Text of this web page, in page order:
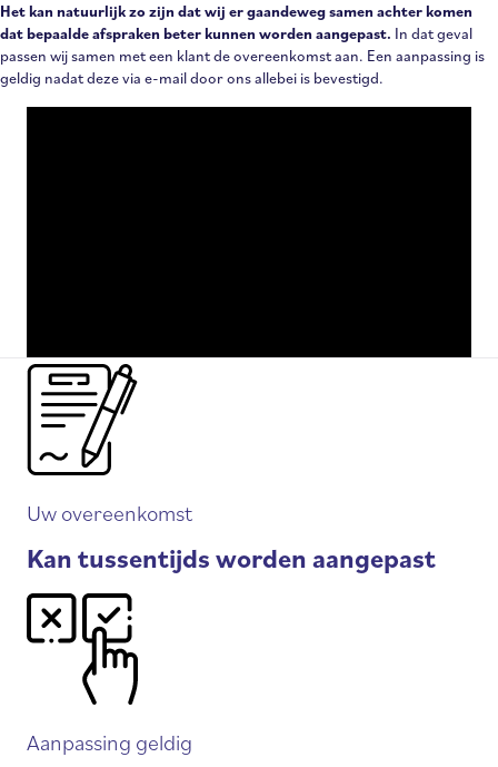
Het kan natuurlijk zo zijn dat wij er gaandeweg samen achter komen
dat bepaalde afspraken beter kunnen worden aangepast. In dat geval
passen wij samen met een klant de overeenkomst aan. Een aanpassing is
geldig nadat deze via e-mail door ons allebei is bevestigd.
Uw overeenkomst
Kan tussentijds worden aangepast
Aanpassing geldig